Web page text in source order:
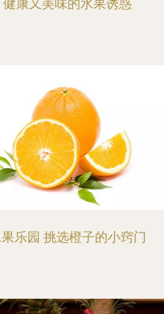
健康又美味的水果诱惑
乐园 挑选橙子的小窍门